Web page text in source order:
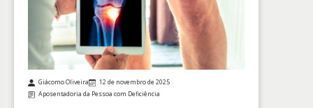
Giácomo Oliveira
12 de novembro de 2025
Aposentadoria da Pessoa com Deficiência